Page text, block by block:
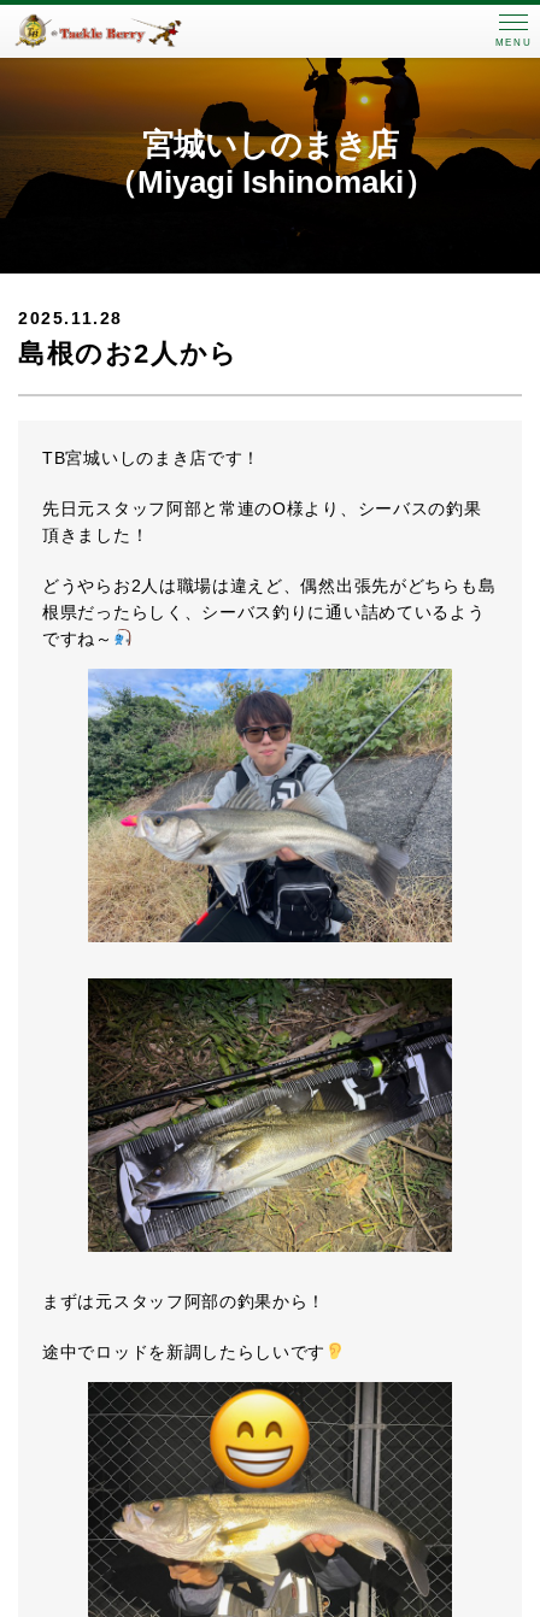
MENU
宮城いしのまき店
（Miyagi Ishinomaki）
2025.11.28
島根のお2人から
TB宮城いしのまき店です！
先日元スタッフ阿部と常連のO様より、シーバスの釣果
頂きました！
どうやらお2人は職場は違えど、偶然出張先がどちらも島
根県だったらしく、シーバス釣りに通い詰めているよう
ですね～
まずは元スタッフ阿部の釣果から！
途中でロッドを新調したらしいです